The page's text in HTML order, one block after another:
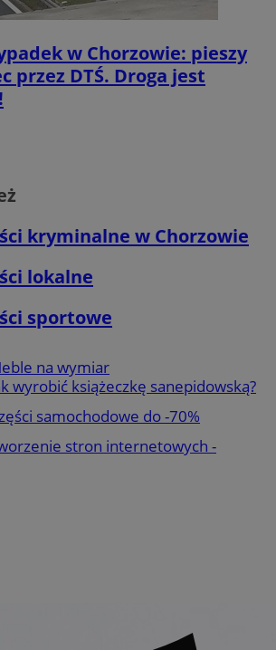
w Chorzowie: pieszy
przez DTŚ. Droga jest
kryminalne w Chorzowie
lokalne
sportowe
na wymiar
wyrobić książeczkę sanepidowską?
samochodowe do -70%
stron internetowych -